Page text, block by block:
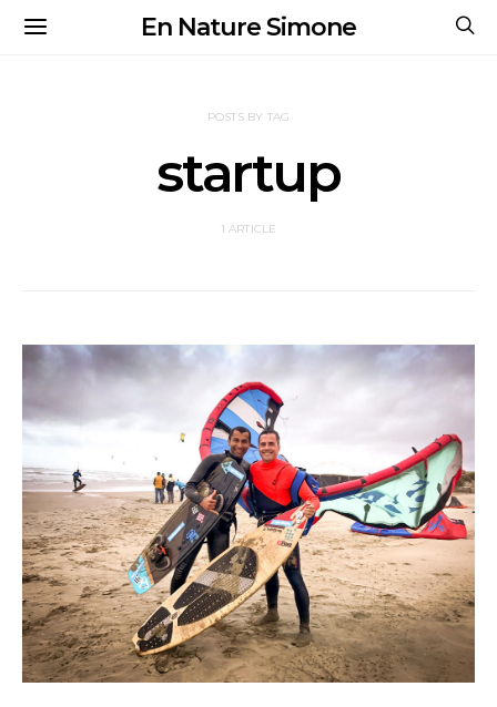
En Nature Simone
POSTS BY TAG
startup
1 ARTICLE